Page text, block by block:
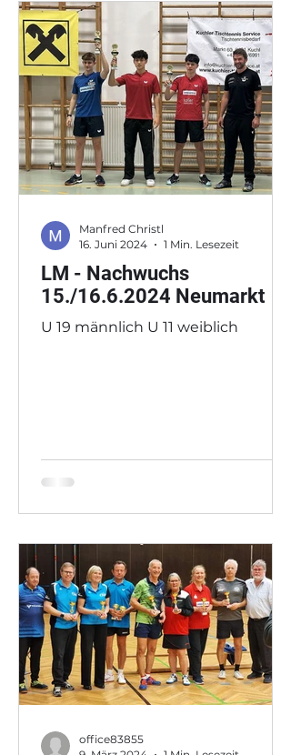
LM - Nachwuchs
15./16.6.2024 Neumarkt
U 19 männlich U 11 weiblich
Manfred Christl
16. Juni 2024
1 Min. Lesezeit
office83855